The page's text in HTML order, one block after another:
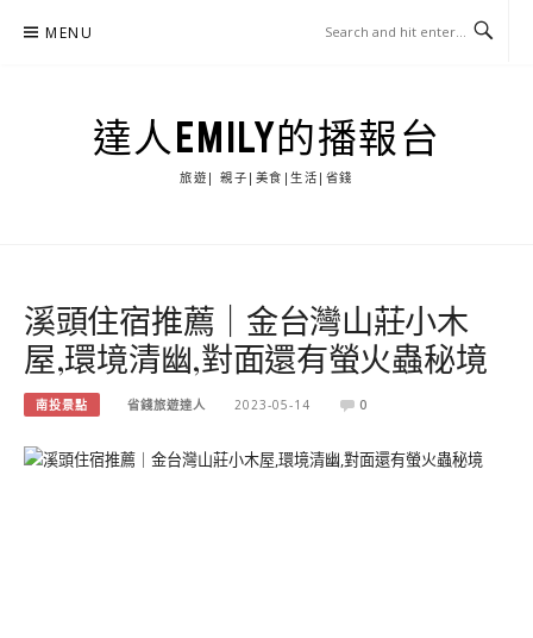
MENU
達人EMILY的播報台
旅遊| 親子|美食|生活|省錢
溪頭住宿推薦｜金台灣山莊小木
屋,環境清幽,對面還有螢火蟲秘境
南投景點 省錢旅遊達人 2023-05-14 0